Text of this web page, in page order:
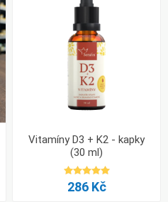
Vitamíny D3 + K2 - kapky
(30 ml)
286 Kč